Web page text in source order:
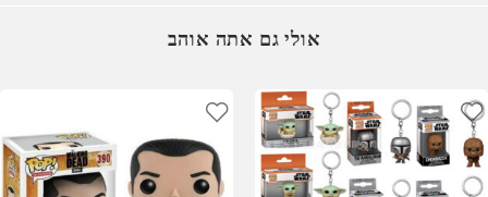
אולי גם אתה אוהב